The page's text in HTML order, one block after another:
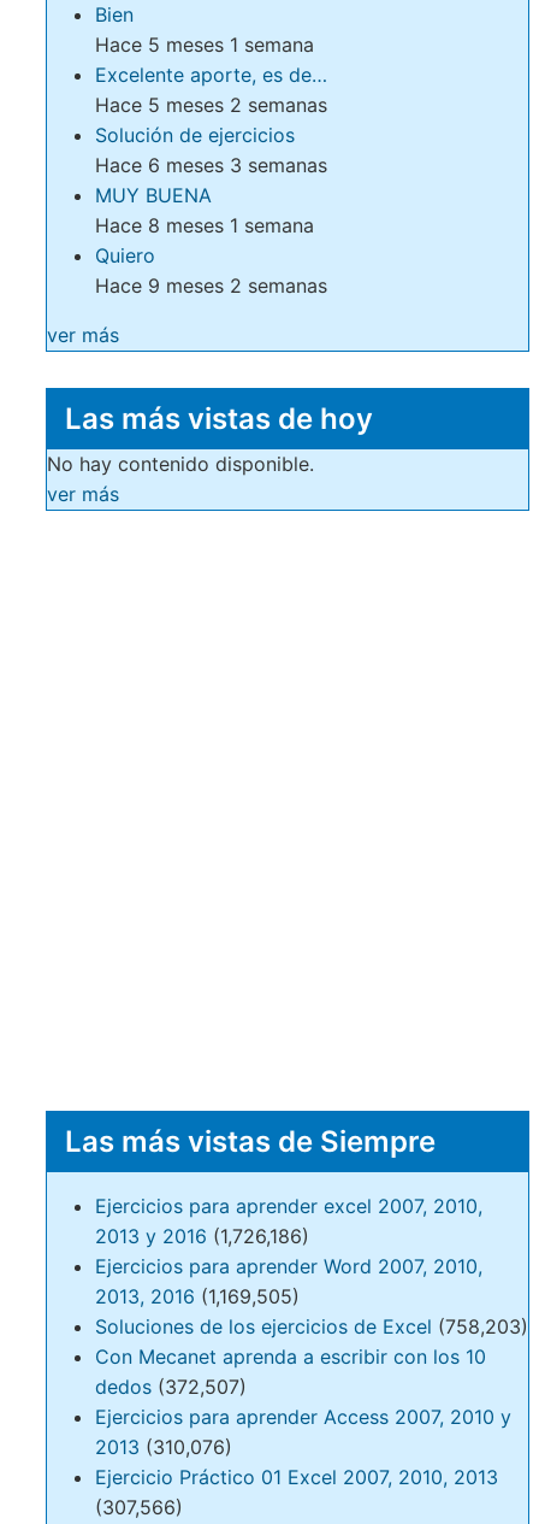
Bien
Hace 5 meses 1 semana
Excelente aporte, es de…
Hace 5 meses 2 semanas
Solución de ejercicios
Hace 6 meses 3 semanas
MUY BUENA
Hace 8 meses 1 semana
Quiero
Hace 9 meses 2 semanas
ver más
Las más vistas de hoy
No hay contenido disponible.
ver más
Las más vistas de Siempre
Ejercicios para aprender excel 2007, 2010,
2013 y 2016 (1,726,186)
Ejercicios para aprender Word 2007, 2010,
2013, 2016 (1,169,505)
Soluciones de los ejercicios de Excel (758,203)
Con Mecanet aprenda a escribir con los 10
dedos (372,507)
Ejercicios para aprender Access 2007, 2010 y
2013 (310,076)
Ejercicio Práctico 01 Excel 2007, 2010, 2013
(307,566)